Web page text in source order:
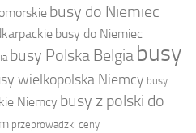
busy do Niemiec
busy do Niemiec
busy Polska Belgia busy
wielkopolska Niemcy busy
Niemcy busy z polski do
przeprowadzki ceny